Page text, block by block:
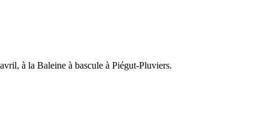
à la Baleine à bascule à Piégut-Pluviers.